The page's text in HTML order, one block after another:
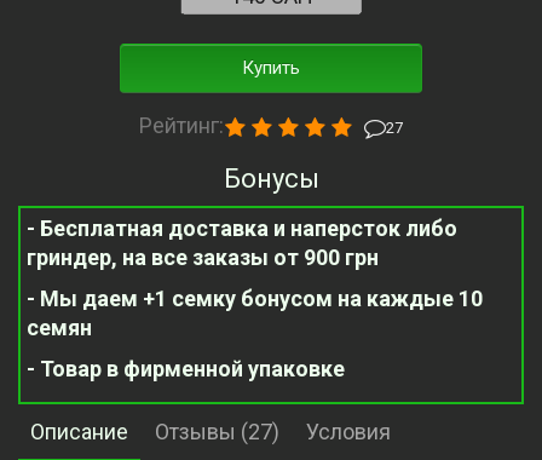
Купить
Рейтинг: 27
Бонусы
- Бесплатная доставка и наперсток либо
гриндер, на все заказы от 900 грн
- Мы даем +1 семку бонусом на каждые 10
семян
- Товар в фирменной упаковке
Описание Отзывы (27) Условия